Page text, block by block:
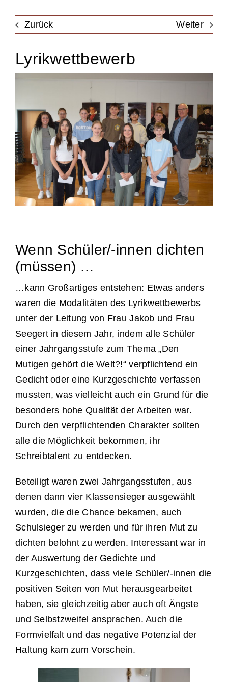
Unterstützung
Kontakt & Anfahrt
Stellen
Zurück Weiter
Lyrikwettbewerb
Wenn Schüler/-innen dichten
(müssen) …
…kann Großartiges entstehen: Etwas anders
waren die Modalitäten des Lyrikwettbewerbs
unter der Leitung von Frau Jakob und Frau
Seegert in diesem Jahr, indem alle Schüler
einer Jahrgangsstufe zum Thema „Den
Mutigen gehört die Welt?!“ verpflichtend ein
Gedicht oder eine Kurzgeschichte verfassen
mussten, was vielleicht auch ein Grund für die
besonders hohe Qualität der Arbeiten war.
Durch den verpflichtenden Charakter sollten
alle die Möglichkeit bekommen, ihr
Schreibtalent zu entdecken.
Beteiligt waren zwei Jahrgangsstufen, aus
denen dann vier Klassensieger ausgewählt
wurden, die die Chance bekamen, auch
Schulsieger zu werden und für ihren Mut zu
dichten belohnt zu werden. Interessant war in
der Auswertung der Gedichte und
Kurzgeschichten, dass viele Schüler/-innen die
positiven Seiten von Mut herausgearbeitet
haben, sie gleichzeitig aber auch oft Ängste
und Selbstzweifel ansprachen. Auch die
Formvielfalt und das negative Potenzial der
Haltung kam zum Vorschein.